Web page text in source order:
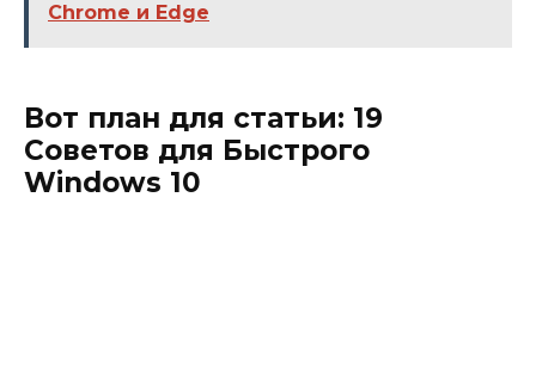
Chrome и Edge
Вот план для статьи: 19
Советов для Быстрого
Windows 10